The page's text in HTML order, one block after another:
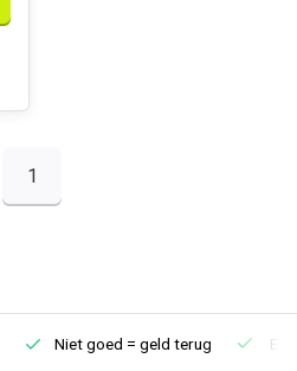
1
Niet goed = geld terug